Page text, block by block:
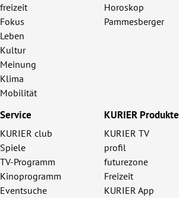
freizeit
Fokus
Leben
Kultur
Meinung
Klima
Mobilität
Horoskop
Pammesberger
Service
KURIER club
Spiele
TV-Programm
Kinoprogramm
Eventsuche
KURIER Produkte
KURIER TV
profil
futurezone
Freizeit
KURIER App